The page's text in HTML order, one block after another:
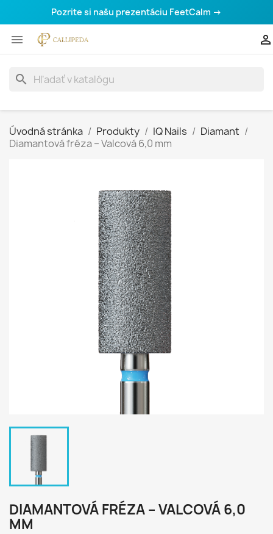
Pozrite si našu prezentáciu FeetCalm →
 
search
Úvodná stránka Produkty IQ Nails
Diamant
Diamantová fréza – Valcová 6,0 mm
DIAMANTOVÁ FRÉZA – VALCOVÁ 6,0
MM